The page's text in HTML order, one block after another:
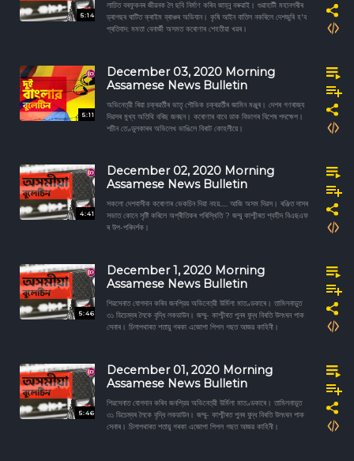
5:14
লাচিত বৰফুকনৰ জীৱনক লৈ ছবি নিৰ্মাণ কৰিব জাহ্নু বৰুৱাই। গুৱাহাটী মহানগৰীৰ
ড্ৰাগছৰ ঘাটিত ক্ৰাইম ব্ৰাঞ্চৰ অভিযান। কৃষি আইন বাতিল নকৰিলে দেশজুৰি হ'ব
প্ৰতিবাদ: মমতা বেনার্জী অসমত কৰোণাৰ শেহতীয়া খৱৰ।
5:11
December 03, 2020 Morning
Assamese News Bulletin
অভিনেত্রী ৰিয়া চক্ৰৱৰ্তীৰ ভাতৃ শৌভিক চক্ৰৱৰ্তীৰ জামিন মঞ্জুৰ। দেশৰ গণৰাজ্য
দিৱসৰ মুখ্য অতিথি বৰিছ জনছন। কৰোণাৰ বাবে ডাক বিভাগৰ বিশেষ পদক্ষেপ।
শচীন তেণ্ডুলকাৰৰ অভিলেখ ভাঙিলে বিৰাট কোহলীয়ে।
4:41
December 02, 2020 Morning
Assamese News Bulletin
সকলো দেশবাসীক কৰোণাৰ ভেকচিন দিয়া নহয়..... আজি অসম দিৱস। ৰঞ্জিত দাসৰ
সভাত কোনে সৃষ্টি কৰিলে অপ্ৰীতিকৰ পৰিস্থিতি ? জম্মু কাশ্মীৰত শ্বহীদ বিএছএফ
ৰ উপ-পৰিদৰ্শক।
5:46
December 1, 2020 Morning
Assamese News Bulletin
শিৱসেনাত যোগদান কৰিব জনপ্রিয় অভিনেত্রী উৰ্মিলা মাতণ্ডকাৰে। তামিলনাডুত
৩১ ডিচেম্বৰ লৈকে বৃদ্ধি লকডাউন। জম্মু- কাশ্মীৰত পুনৰ যুদ্ধ বিৰতি উলংঘন পাক
সেনাৰ। চিলাপথাৰত শতায়ু গৰকা এজোপা পিপল গছত আজৱ কাহিনী।
5:46
December 01, 2020 Morning
Assamese News Bulletin
শিৱসেনাত যোগদান কৰিব জনপ্রিয় অভিনেত্রী উৰ্মিলা মাতণ্ডকাৰে। তামিলনাডুত
৩১ ডিচেম্বৰ লৈকে বৃদ্ধি লকডাউন। জম্মু- কাশ্মীৰত পুনৰ যুদ্ধ বিৰতি উলংঘন পাক
সেনাৰ। চিলাপথাৰত শতায়ু গৰকা এজোপা পিপল গছত আজৱ কাহিনী।